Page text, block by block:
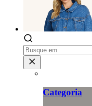
Categoria